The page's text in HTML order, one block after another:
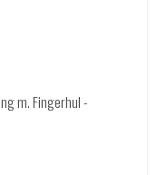
m. Fingerhul -